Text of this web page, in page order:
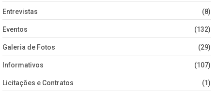
Entrevistas (8)
Eventos (132)
Galeria de Fotos (29)
Informativos (107)
Licitações e Contratos (1)